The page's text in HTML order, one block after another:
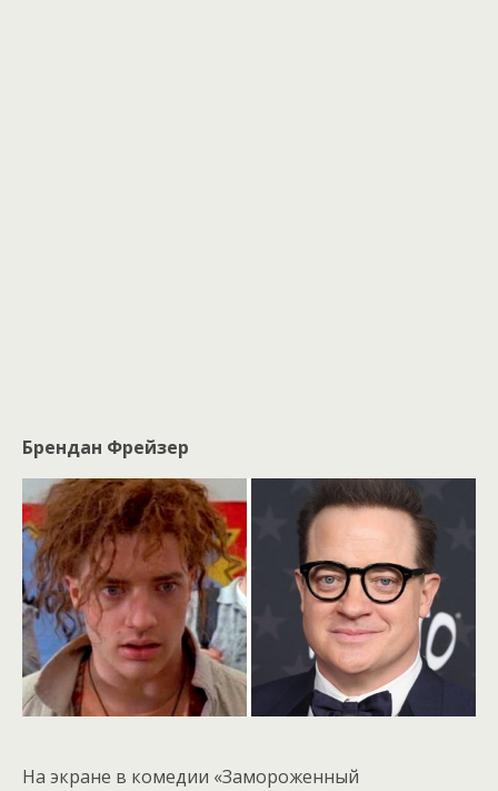
Брендан Фрейзер
На экране в комедии «Замороженный